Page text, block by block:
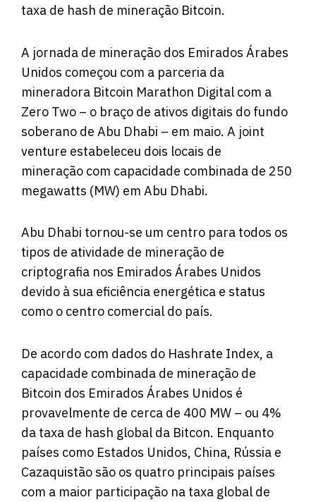
taxa de hash de mineração Bitcoin.
A jornada de mineração dos Emirados Árabes
Unidos começou com a parceria da
mineradora Bitcoin Marathon Digital com a
Zero Two – o braço de ativos digitais do fundo
soberano de Abu Dhabi – em maio. A joint
venture estabeleceu dois locais de
mineração com capacidade combinada de 250
megawatts (MW) em Abu Dhabi.
Abu Dhabi tornou-se um centro para todos os
tipos de atividade de mineração de
criptografia nos Emirados Árabes Unidos
devido à sua eficiência energética e status
como o centro comercial do país.
De acordo com dados do Hashrate Index, a
capacidade combinada de mineração de
Bitcoin dos Emirados Árabes Unidos é
provavelmente de cerca de 400 MW – ou 4%
da taxa de hash global da Bitcon. Enquanto
países como Estados Unidos, China, Rússia e
Cazaquistão são os quatro principais países
com a maior participação na taxa global de